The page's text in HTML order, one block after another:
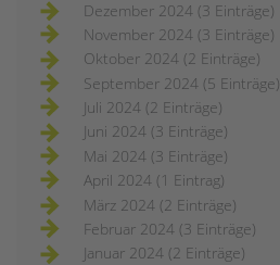
Dezember 2024 (3 Einträge)
November 2024 (3 Einträge)
Oktober 2024 (2 Einträge)
September 2024 (5 Einträge)
Juli 2024 (2 Einträge)
Juni 2024 (3 Einträge)
Mai 2024 (3 Einträge)
April 2024 (1 Eintrag)
März 2024 (2 Einträge)
Februar 2024 (3 Einträge)
Januar 2024 (2 Einträge)